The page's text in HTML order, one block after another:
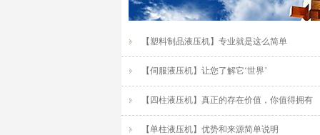
【塑料制品液压机】专业就是这么简单
【伺服液压机】让您了解它‘世界’
【四柱液压机】真正的存在价值，你值得拥有
【单柱液压机】优势和来源简单说明